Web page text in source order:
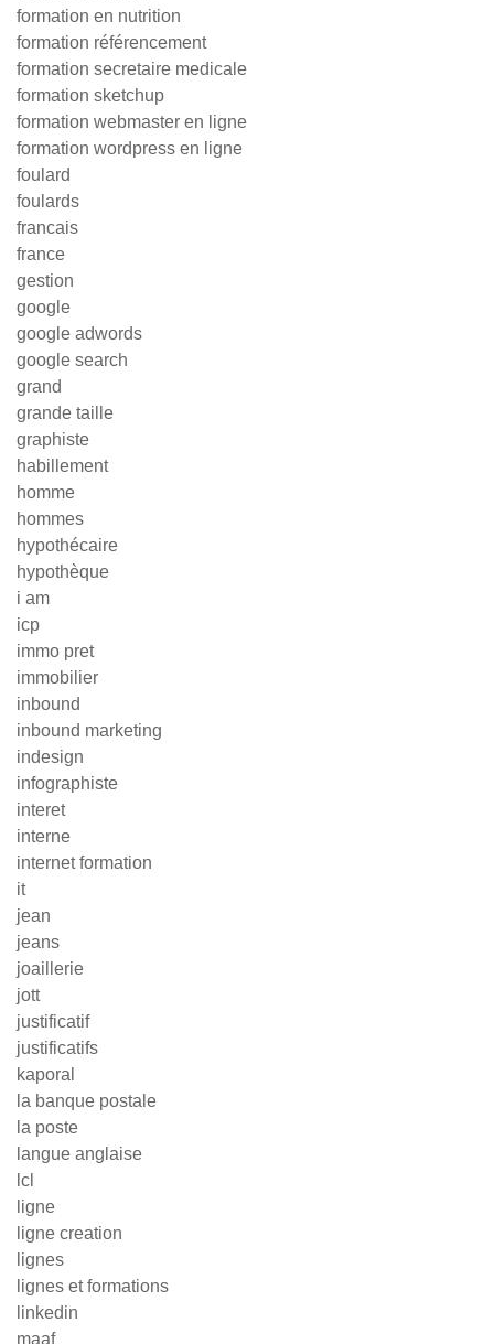
formation en nutrition
formation référencement
formation secretaire medicale
formation sketchup
formation webmaster en ligne
formation wordpress en ligne
foulard
foulards
francais
france
gestion
google
google adwords
google search
grand
grande taille
graphiste
habillement
homme
hommes
hypothécaire
hypothèque
i am
icp
immo pret
immobilier
inbound
inbound marketing
indesign
infographiste
interet
interne
internet formation
it
jean
jeans
joaillerie
jott
justificatif
justificatifs
kaporal
la banque postale
la poste
langue anglaise
lcl
ligne
ligne creation
lignes
lignes et formations
linkedin
maaf